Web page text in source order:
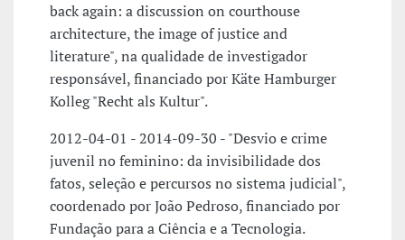
back again: a discussion on courthouse
architecture, the image of justice and
literature", na qualidade de investigador
responsável, financiado por Käte Hamburger
Kolleg "Recht als Kultur".
2012-04-01 - 2014-09-30 - "Desvio e crime
juvenil no feminino: da invisibilidade dos
fatos, seleção e percursos no sistema judicial",
coordenado por João Pedroso, financiado por
Fundação para a Ciência e a Tecnologia.